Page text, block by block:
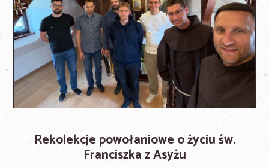
Rekolekcje powołaniowe o życiu św.
Franciszka z Asyżu